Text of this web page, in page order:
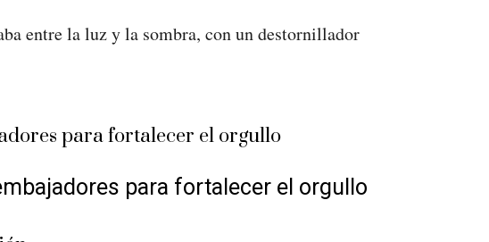
entre la luz y la sombra, con un destornillador
para fortalecer el orgullo